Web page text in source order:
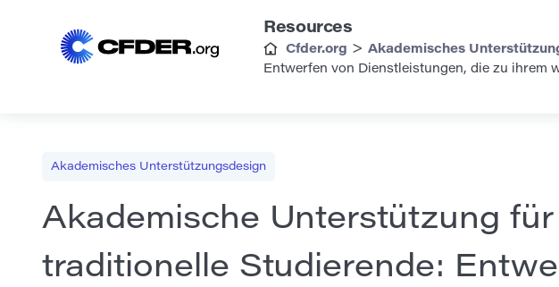
Resources
Cfder.org > Akademisches
Entwerfen von Dienstleistungen, die zu ihrem
Akademisches Unterstützungsdesign
Akademische Unterstützung
traditionelle Studierende: